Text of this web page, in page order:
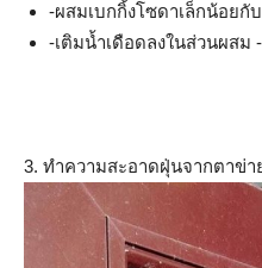
-ผสมเบกกิ้งโซดาเล็กน้อยกั
-เติมน้ำเดือดลงในส่วนผสม
3. ทำความสะอาดฝุ่นจากตาข่